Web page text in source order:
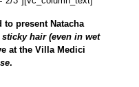
to present Natacha
sticky hair (even in wet
at the Villa Medici
.